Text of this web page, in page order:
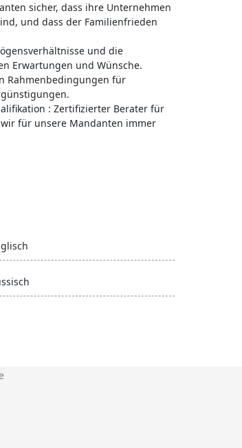
sicher, dass ihre Unternehmen
und dass der Familienfrieden
und die
Erwartungen und Wünsche.
Rahmenbedingungen für
: Zertifizierter Berater für
wir für unsere Mandanten immer